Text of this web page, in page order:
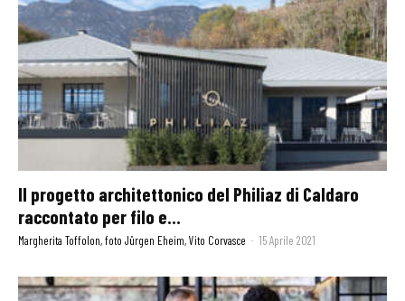
Il progetto architettonico del Philiaz di Caldaro
raccontato per filo e...
Margherita Toffolon, foto Jürgen Eheim, Vito Corvasce - 15 Aprile 2021